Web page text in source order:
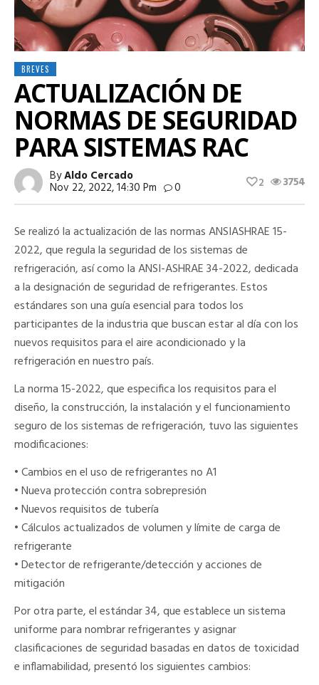
BREVES
ACTUALIZACIÓN DE
NORMAS DE SEGURIDAD
PARA SISTEMAS RAC
ByAldo Cercado
Nov 22, 2022, 14:30 Pm 0 3754
2
Se realizó la actualización de las normas ANSIASHRAE 15-
2022, que regula la seguridad de los sistemas de
refrigeración, así como la ANSI-ASHRAE 34-2022, dedicada
a la designación de seguridad de refrigerantes. Estos
estándares son una guía esencial para todos los
participantes de la industria que buscan estar al día con los
nuevos requisitos para el aire acondicionado y la
refrigeración en nuestro país.
La norma 15-2022, que especifica los requisitos para el
diseño, la construcción, la instalación y el funcionamiento
seguro de los sistemas de refrigeración, tuvo las siguientes
modificaciones:
• Cambios en el uso de refrigerantes no A1
• Nueva protección contra sobrepresión
• Nuevos requisitos de tubería
• Cálculos actualizados de volumen y límite de carga de
refrigerante
• Detector de refrigerante/detección y acciones de
mitigación
Por otra parte, el estándar 34, que establece un sistema
uniforme para nombrar refrigerantes y asignar
clasificaciones de seguridad basadas en datos de toxicidad
e inflamabilidad, presentó los siguientes cambios: